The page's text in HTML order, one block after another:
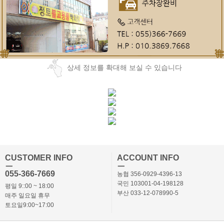
상세 정보를 확대해 보실 수 있습니다
CUSTOMER INFO
ㅡ
055-366-7669
평일 9::00 ~ 18:00
매주 일요일 휴무
토요일9:00~17:00
ACCOUNT INFO
ㅡ
농협 356-0929-4396-13
국민 103001-04-198128
부산 033-12-078990-5